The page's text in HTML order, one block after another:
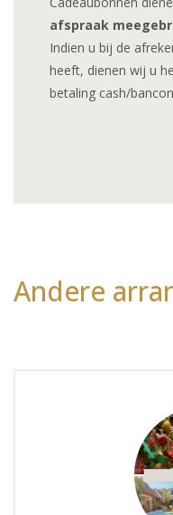
afspraak
Indien u bij de
heeft, dienen wij u
betaling cash/
Andere